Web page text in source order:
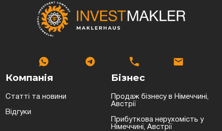
Компанія
Статті та новини
Відгуки
Бізнес
Продаж бізнесу в Німеччині,
Австрії
Прибуткова нерухомість у
Німеччині, Австрії